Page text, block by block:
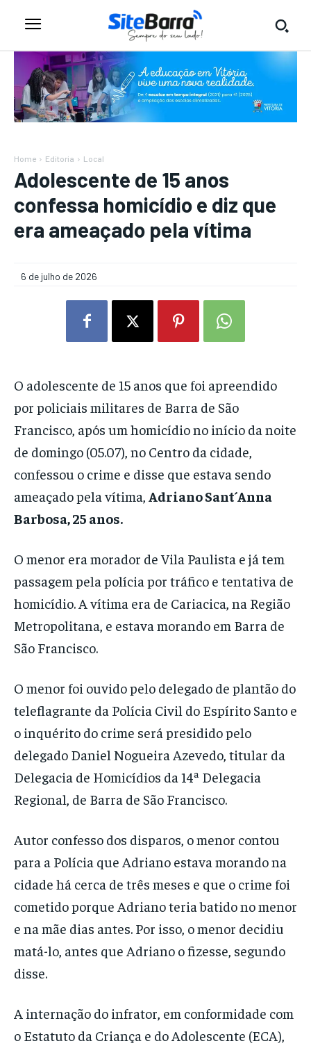
Home Editoria Local
Adolescente de 15 anos
confessa homicídio e diz que
era ameaçado pela vítima
6 de julho de 2026
O adolescente de 15 anos que foi apreendido
por policiais militares de Barra de São
Francisco, após um homicídio no início da noite
de domingo (05.07), no Centro da cidade,
confessou o crime e disse que estava sendo
ameaçado pela vítima, Adriano Sant´Anna
Barbosa, 25 anos.
O menor era morador de Vila Paulista e já tem
passagem pela polícia por tráfico e tentativa de
homicídio. A vítima era de Cariacica, na Região
Metropolitana, e estava morando em Barra de
São Francisco.
O menor foi ouvido pelo delegado de plantão do
teleflagrante da Polícia Civil do Espírito Santo e
o inquérito do crime será presidido pelo
delegado Daniel Nogueira Azevedo, titular da
Delegacia de Homicídios da 14ª Delegacia
Regional, de Barra de São Francisco.
Autor confesso dos disparos, o menor contou
para a Polícia que Adriano estava morando na
cidade há cerca de três meses e que o crime foi
cometido porque Adriano teria batido no menor
e na mãe dias antes. Por isso, o menor decidiu
matá-lo, antes que Adriano o fizesse, segundo
disse.
A internação do infrator, em conformidade com
o Estatuto da Criança e do Adolescente (ECA),